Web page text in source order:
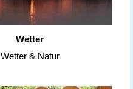
Wetter
Wetter & Natur